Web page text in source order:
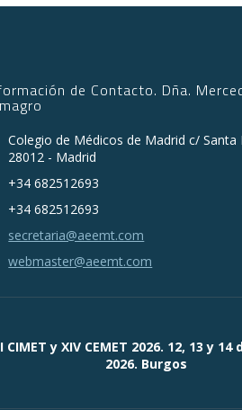
de Contacto. Dña.
Colegio de Médicos de Madrid c/ Santa
28012 - Madrid
+34 682512693
+34 682512693
secretaria@aeemt.com
webmaster@aeemt.com
CIMET y XIV CEMET 2026. 12, 13 y 14
2026. Burgos